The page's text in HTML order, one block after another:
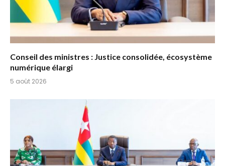
Conseil des ministres : Justice consolidée, écosystème
numérique élargi
5 août 2026